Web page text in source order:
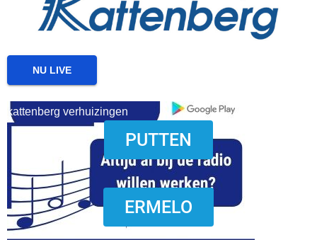
download onzze App
kattenberg verhuizingen
NU LIVE
PUTTEN
ERMELO